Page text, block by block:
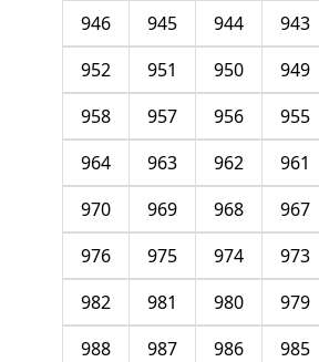
943
944
945
946
949
950
951
952
955
956
957
958
961
962
963
964
967
968
969
970
973
974
975
976
979
980
981
982
985
986
987
988